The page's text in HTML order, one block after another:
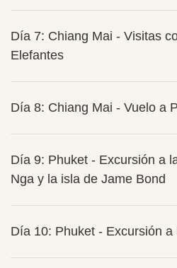
Día 7: Chiang Mai - Visitas
Elefantes
Día 8: Chiang Mai - Vuelo a
Día 9: Phuket - Excursión a
Nga y la isla de Jame Bond
Día 10: Phuket - Excursión a